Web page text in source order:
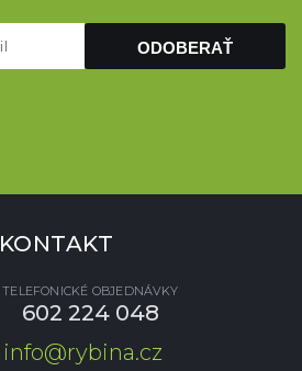
ODOBERAŤ
KONTAKT
TELEFONICKÉ OBJEDNÁVKY
602 224 048
info@rybina.cz